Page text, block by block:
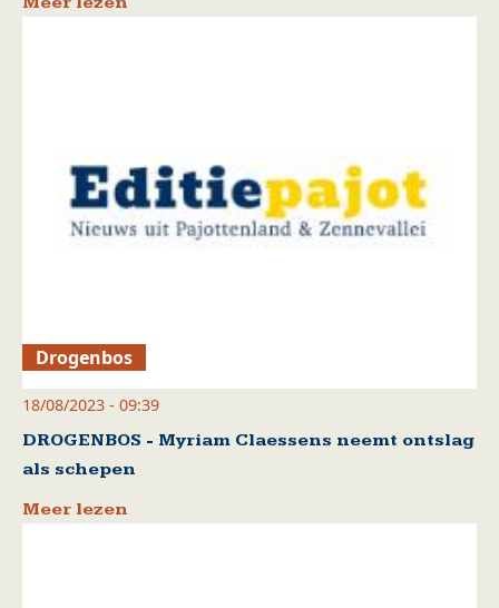
Drogenbos
18/08/2023 - 09:39
DROGENBOS - Myriam Claessens neemt ontslag
als schepen
Meer lezen